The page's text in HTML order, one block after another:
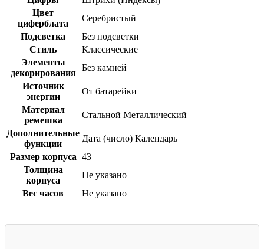
Цвет
циферблата
Серебристый
Подсветка
Без подсветки
Стиль
Классические
Элементы
декорирования
Без камней
Источник
энергии
От батарейки
Материал
ремешка
Стальной Металлический
Дополнительные
функции
Дата (число) Календарь
Размер корпуса 43
Толщина
корпуса
Не указано
Вес часов
Не указано